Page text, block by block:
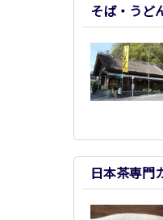
そば・う
日本茶専